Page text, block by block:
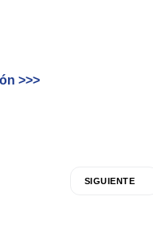
>>>
SIGUIENTE